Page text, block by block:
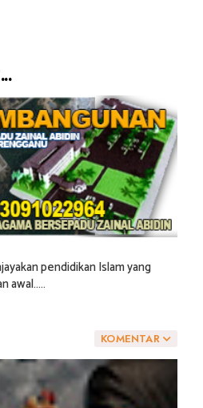
pendidikan Islam yang
awal.....
KOMENTAR